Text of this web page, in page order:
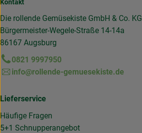
Kontakt
Die rollende Gemüsekiste GmbH & Co. KG
Bürgermeister-Wegele-Straße 14-14a
86167 Augsburg
0821 9997950
info@rollende-gemuesekiste.de
Lieferservice
Häufige Fragen
5+1 Schnupperangebot